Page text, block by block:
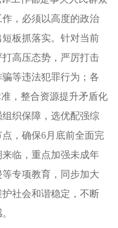
，必须以高度的政治
板抓落实。针对当前
高压态势，严厉打击
等违法犯罪行为；各
，整合资源提升矛盾化
织保障，选优配强综
，确保6月底前全面完
临，重点加强未成年
专项教育，同步加大
社会和谐稳定，不断